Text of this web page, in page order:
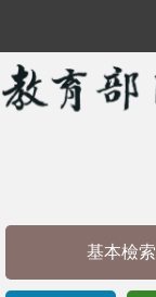
基本檢索